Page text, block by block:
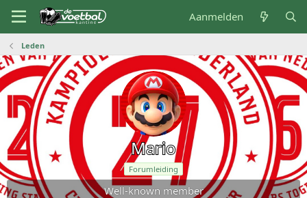
Aanmelden
Leden
Mario
Forumleiding
Well-known member